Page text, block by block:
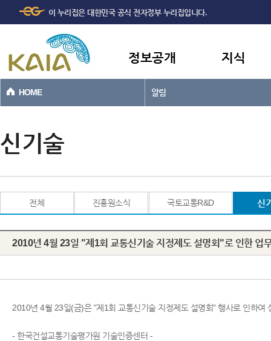
본문바로가기
이 누리집은 대한민국 공식 전자정부 누리집입니다.
정보공개 지식
HOME 알림
신기술
전체 진흥원소식 국토교통R&D 신
2010년 4월 23일 "제1회 교통신기술 지정제도 설명회"로 인한 업
2010년 4월 23일(금)은 "제1회 교통신기술 지정제도 설명회" 행사로 인하여
- 한국건설교통기술평가원 기술인증센터 -